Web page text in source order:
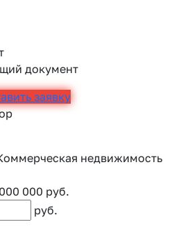
документ
заявку
недвижимость
000 руб.
руб.